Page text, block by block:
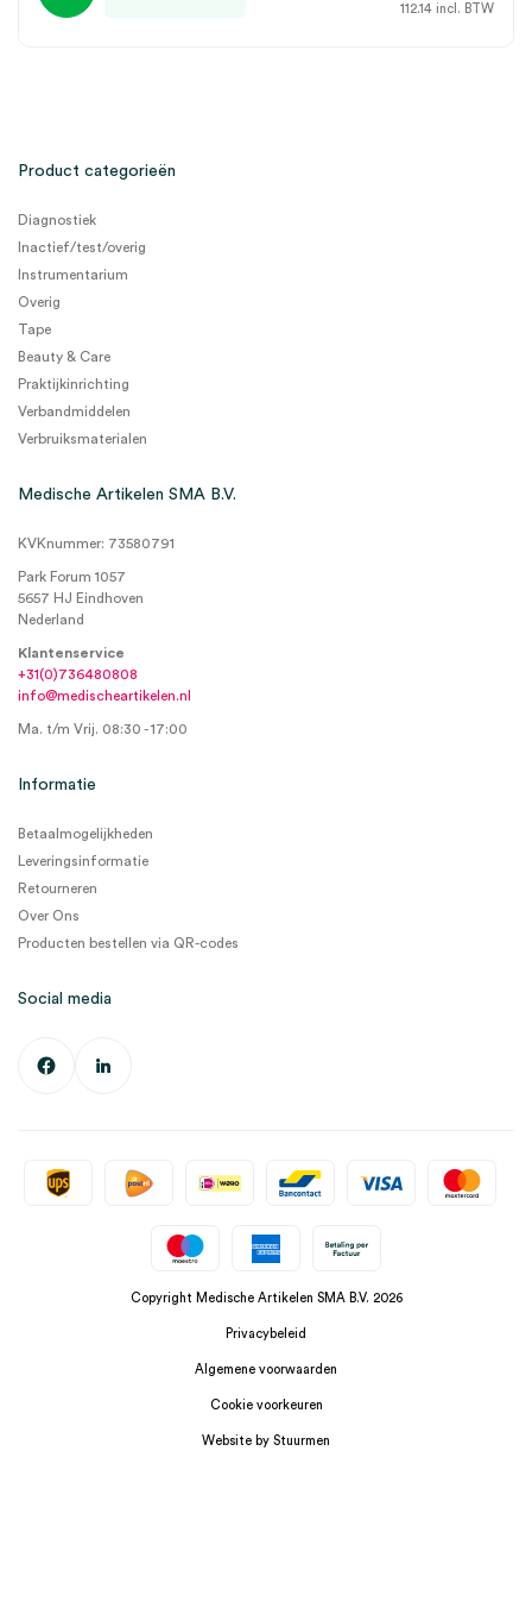
112.14 incl. BTW
Product categorieën
Diagnostiek
Inactief/test/overig
Instrumentarium
Overig
Tape
Beauty & Care
Praktijkinrichting
Verbandmiddelen
Verbruiksmaterialen
Medische Artikelen SMA B.V.
KVKnummer: 73580791
Park Forum 1057
5657 HJ Eindhoven
Nederland
Klantenservice
+31(0)736480808
info@medischeartikelen.nl
Ma. t/m Vrij. 08:30 - 17:00
Informatie
Betaalmogelijkheden
Leveringsinformatie
Retourneren
Over Ons
Producten bestellen via QR-codes
Social media
Copyright Medische Artikelen SMA B.V. 2026
Privacybeleid
Algemene voorwaarden
Cookie voorkeuren
Website by Stuurmen